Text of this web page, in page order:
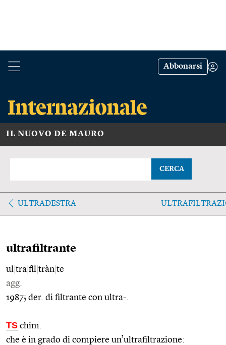
Abbonarsi
IL NUOVO DE MAURO
CERCA
ULTRADESTRA
ultrafiltrante
ul tra fil tràn te
agg.
1987; der. di filtrante con ultra-.
TS chim.
che è in grado di compiere un’ultrafiltrazione: